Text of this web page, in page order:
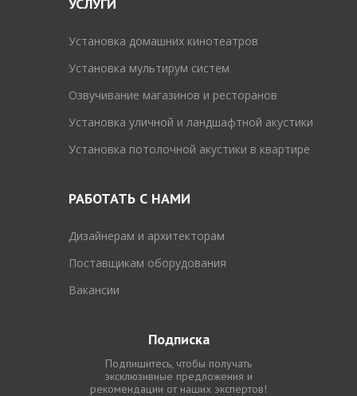
Установка домашних кинотеатров
Установка мультирум систем
Озвучивание магазинов и ресторанов
Установка уличной и ландшафтной акустики
Установка потолочной акустики в квартире
РАБОТАТЬ С НАМИ
Дизайнерам и архитекторам
Поставщикам оборудования
Вакансии
Подписка
Подпишитесь, чтобы получать
эксклюзивные предложения и
рекомендации от наших экспертов!